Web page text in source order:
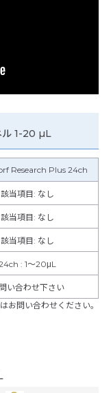
ル 1-20 µL
Research Plus 24ch
該当項目: なし
該当項目: なし
該当項目: なし
:1～20μL
い合わせ下さい
お問い合わせください。